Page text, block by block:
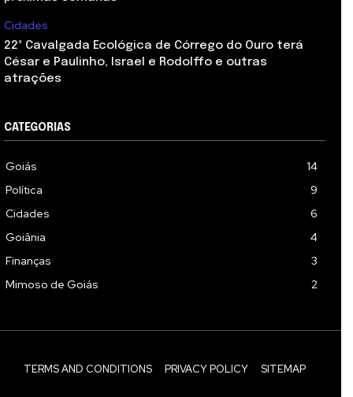
Cidades
22ª Cavalgada Ecológica de Córrego do Ouro terá
César e Paulinho, Israel e Rodolffo e outras
atrações
CATEGORIAS
Goiás
14
Política
9
Cidades
6
Goiânia
4
Finanças
3
Mimoso de Goiás
2
TERMS AND CONDITIONS PRIVACY POLICY SITEMAP